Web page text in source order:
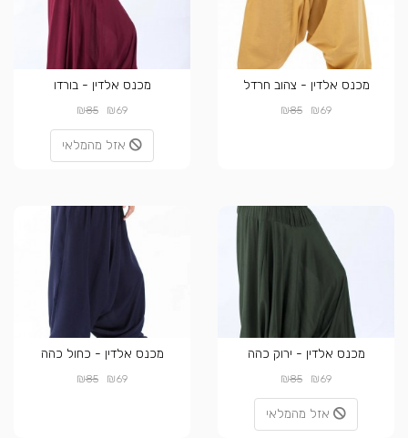
מכנס אלדין - צהוב חרדל
₪69
₪85
מכנס אלדין - בורדו
₪69
₪85
אזל מהמלאי
מכנס אלדין - ירוק כהה
₪69
₪85
אזל מהמלאי
מכנס אלדין - כחול כהה
₪69
₪85